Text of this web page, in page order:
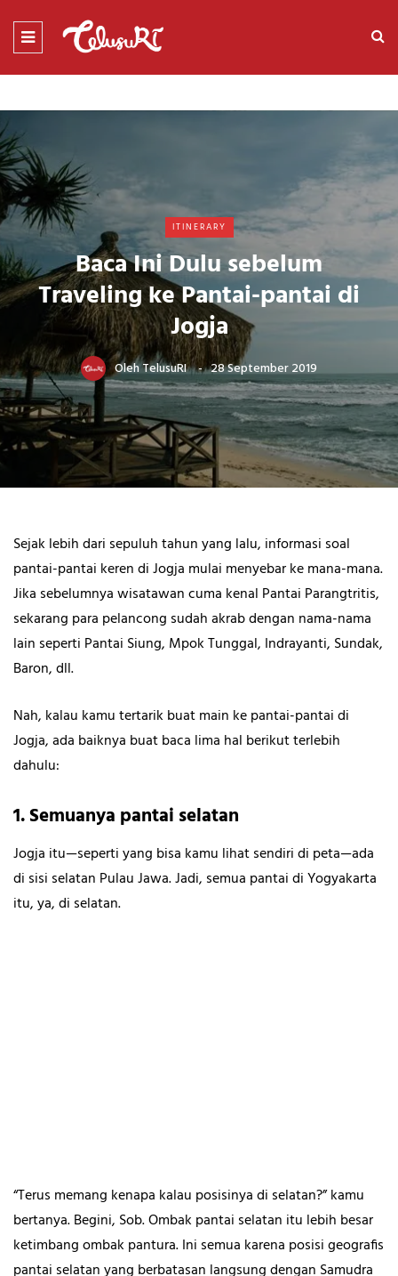
ITINERARY
Baca Ini Dulu sebelum
Traveling ke Pantai-pantai di
Jogja
OlehTelusuRI 28 September 2019
Sejak lebih dari sepuluh tahun yang lalu, informasi soal
pantai-pantai keren di Jogja mulai menyebar ke mana-mana.
Jika sebelumnya wisatawan cuma kenal Pantai Parangtritis,
sekarang para pelancong sudah akrab dengan nama-nama
lain seperti Pantai Siung, Mpok Tunggal, Indrayanti, Sundak,
Baron, dll.
Nah, kalau kamu tertarik buat main ke pantai-pantai di
Jogja, ada baiknya buat baca lima hal berikut terlebih
dahulu:
1. Semuanya pantai selatan
Jogja itu—seperti yang bisa kamu lihat sendiri di peta—ada
di sisi selatan Pulau Jawa. Jadi, semua pantai di Yogyakarta
itu, ya, di selatan.
“Terus memang kenapa kalau posisinya di selatan?” kamu
bertanya. Begini, Sob. Ombak pantai selatan itu lebih besar
ketimbang ombak pantura. Ini semua karena posisi geografis
pantai selatan yang berbatasan langsung dengan Samudra